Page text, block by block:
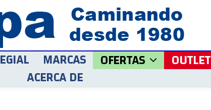
MARCAS OFERTAS OUTLET
ACERCA DE